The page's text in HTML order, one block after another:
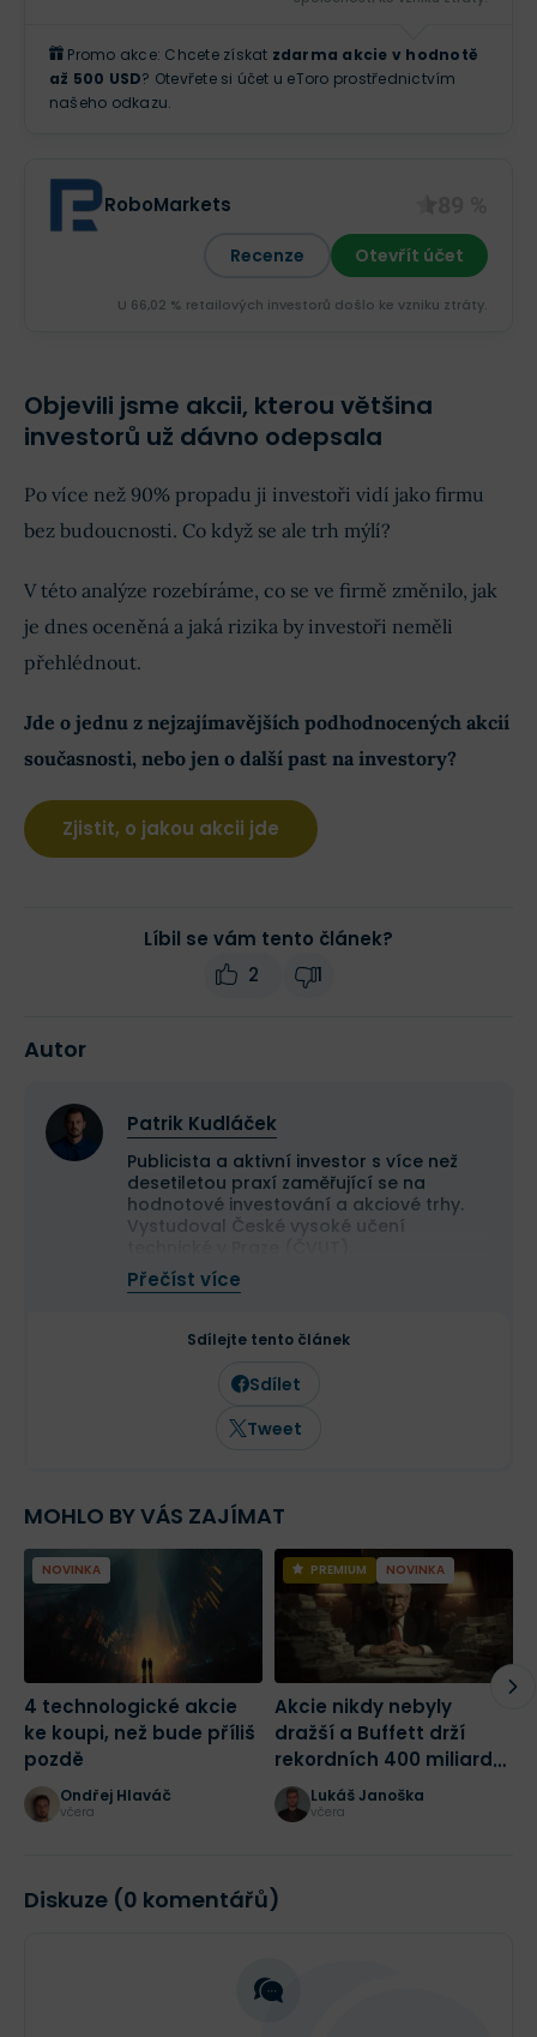
Promo akce: Chcete získat zdarma akcie v hodnotě
až 500 USD? Otevřete si účet u eToro prostřednictvím
našeho odkazu.
RoboMarkets
Recenze Otevřít účet
U 66,02 % retailových investorů došlo ke vzniku ztráty.
Objevili jsme akcii, kterou většina
investorů už dávno odepsala
Po více než 90% propadu ji investoři vidí jako firmu
bez budoucnosti. Co když se ale trh mýlí?
V této analýze rozebíráme, co se ve firmě změnilo, jak
je dnes oceněná a jaká rizika by investoři neměli
přehlédnout.
Jde o jednu z nejzajímavějších podhodnocených akcií
současnosti, nebo jen o další past na investory?
Zjistit, o jakou akcii jde
Líbil se vám tento článek?
2
1
Autor
Patrik Kudláček
Publicista a aktivní investor s více než
desetiletou praxí zaměřující se na
hodnotové investování a akciové trhy.
Vystudoval České vysoké učení
Ve své investiční strategii kombinuje
aktivní i pasivní přístup a zaměřuje se
společnosti a value investice. Ve svých
článcích se věnuje investičním
strategiím, psychologii investování a
analýze jednotlivých akcií.
Přečíst více
Sdílejte tento článek
Sdílet
Tweet
MOHLO BY VÁS ZAJÍMAT
NOVINKA
4 technologické akcie
ke koupi, než bude příliš
pozdě
Ondřej Hlaváč
včera
PREMIUM NOVINKA
Akcie nikdy nebyly
dražší a Buffett drží
rekordních 400 miliard
dolarů! Jak bych dnes
začal investovat?
Lukáš Janoška
včera
Diskuze (0 komentářů)